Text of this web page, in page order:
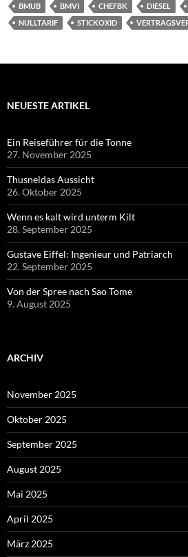
BMUB BMVI CHEFBK DIESEL
NULLTARIF
STICKOXID
NEUESTE ARTIKEL
Ein Reiseführer für die Tonne
27. November 2025
Thusneldas Aussicht
26. Oktober 2025
Wenn es kalt wird unterm Kilt
28. September 2025
Gustave Eiffel: Ingenieur und Patriarch
22. September 2025
Von der Spree nach Sao Tome
9. August 2025
ARCHIV
November 2025
Oktober 2025
September 2025
August 2025
Mai 2025
April 2025
März 2025